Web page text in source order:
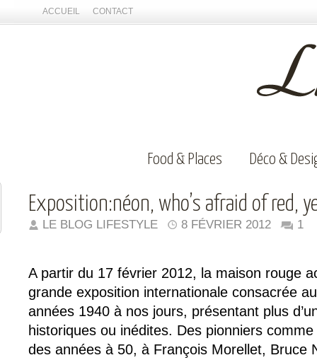
ACCUEIL CONTACT
Food & Places Déco &
Exposition:néon, who’s afraid of red,
LE BLOG LIFESTYLE 8 FÉVRIER 2012 1
A partir du 17 février 2012, la maison rouge
grande exposition internationale consacrée
années 1940 à nos jours, présentant plus
historiques ou inédites. Des pionniers
des années à 50, à François Morellet, Bruce